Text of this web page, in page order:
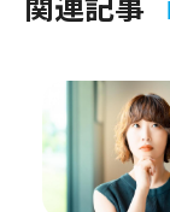
関連記事